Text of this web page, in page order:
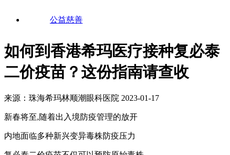
公益慈善
如何到香港希玛医疗接种复必泰
二价疫苗？这份指南请查收
来源：珠海希玛林顺潮眼科医院 2023-01-17
新春将至,随着出入境防疫管理的放开
内地面临多种新兴变异毒株防疫压力